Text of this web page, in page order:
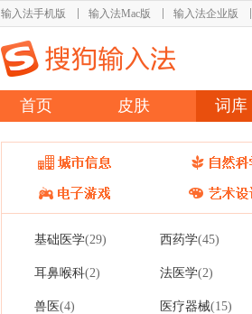
输入法手机版 输入法Mac版 输入法企业版
首页 皮肤 词库
基础医学(29) 西药学(45)
耳鼻喉科(2) 法医学(2)
兽医(4) 医疗器械(15)